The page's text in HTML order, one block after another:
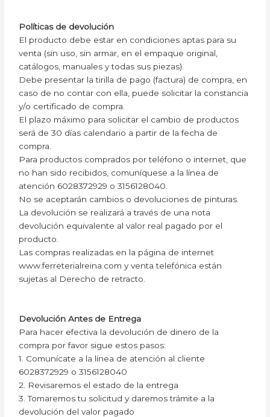
Políticas de devolución
El producto debe estar en condiciones aptas para su
venta (sin uso, sin armar, en el empaque original,
catálogos, manuales y todas sus piezas).
Debe presentar la tirilla de pago (factura) de compra, en
caso de no contar con ella, puede solicitar la constancia
y/o certificado de compra.
El plazo máximo para solicitar el cambio de productos
será de 30 días calendario a partir de la fecha de
compra.
Para productos comprados por teléfono o internet, que
no han sido recibidos, comuníquese a la línea de
atención 6028372929 o 3156128040.
No se aceptarán cambios o devoluciones de pinturas.
La devolución se realizará a través de una nota
devolución equivalente al valor real pagado por el
producto.
Las compras realizadas en la página de internet
www.ferreterialreina.com y venta telefónica están
sujetas al Derecho de retracto.
Devolución Antes de Entrega
Para hacer efectiva la devolución de dinero de la
compra por favor sigue estos pasos:
1. Comunícate a la línea de atención al cliente
6028372929 o 3156128040
2. Revisaremos el estado de la entrega
3. Tomaremos tu solicitud y daremos trámite a la
devolución del valor pagado